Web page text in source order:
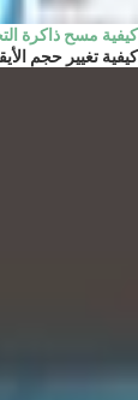
كيفية مسح ذاكرة
كيفية تغيير حجم